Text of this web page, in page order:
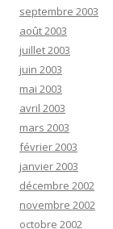
septembre 2003
août 2003
juillet 2003
juin 2003
mai 2003
avril 2003
mars 2003
février 2003
janvier 2003
décembre 2002
novembre 2002
octobre 2002